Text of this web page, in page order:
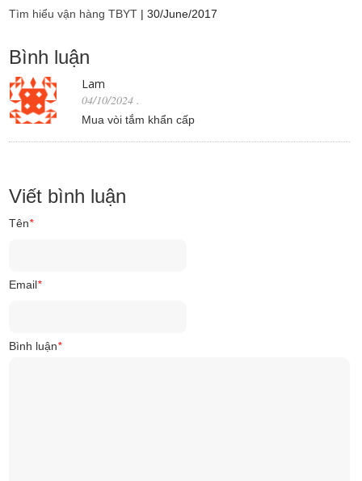
Tìm hiểu vận hàng TBYT | 30/June/2017
Bình luận
Lam
04/10/2024 .
Mua vòi tắm khẩn cấp
Viết bình luận
Tên*
Email*
Bình luận*